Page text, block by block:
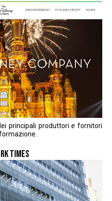
principali produttori e fornitori
TIMES